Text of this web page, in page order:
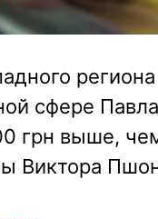
сфере Павла
грн выше,
Виктора